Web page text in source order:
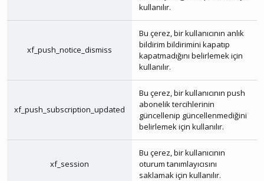
kullanılır.
xf_push_notice_dismiss
Bu çerez, bir kullanıcının anlık
bildirim bildirimini kapatıp
kapatmadığını belirlemek için
kullanılır.
xf_push_subscription_updated
Bu çerez, bir kullanıcının push
abonelik tercihlerinin
güncellenip güncellenmediğini
belirlemek için kullanılır.
xf_session
Bu çerez, bir kullanıcının
oturum tanımlayıcısını
saklamak için kullanılır.